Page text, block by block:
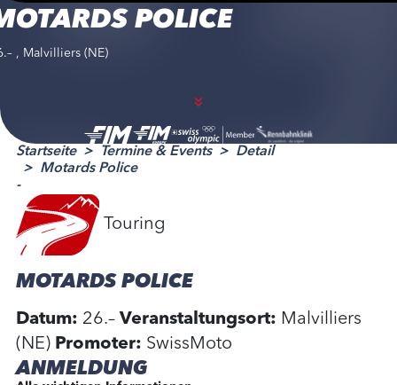
POLICE
, Malvilliers (NE)
Startseite Termine & Events
Detail
Motards Police
-
Touring
MOTARDS POLICE
Datum: 26.– Veranstaltungsort: Malvilliers
(NE) Promoter: SwissMoto
ANMELDUNG